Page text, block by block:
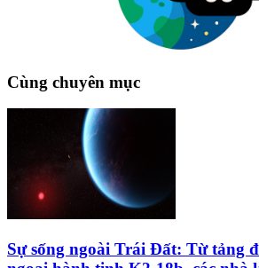
Cùng chuyên mục
Sự sống ngoài Trái Đất: Từ tảng